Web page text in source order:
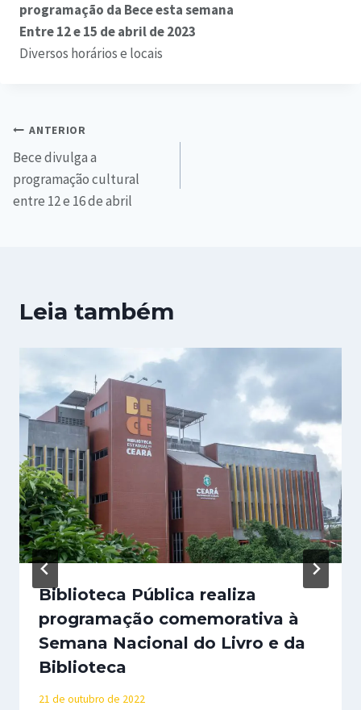
programação da Bece esta semana
Entre 12 e 15 de abril de 2023
Diversos horários e locais
ANTERIOR
Bece divulga a
programação cultural
entre 12 e 16 de abril
Leia também
Biblioteca Pública realiza
programação comemorativa à
Semana Nacional do Livro e da
Biblioteca
21 de outubro de 2022